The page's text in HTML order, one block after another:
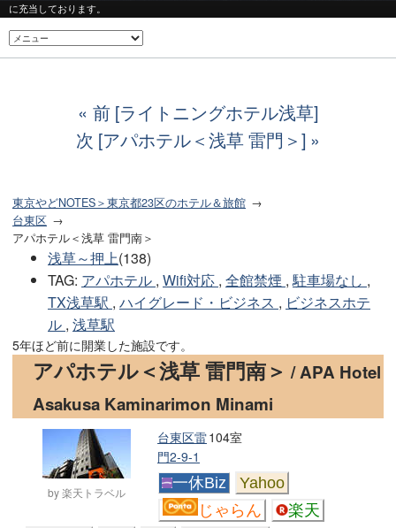
に充当しております。
前 [ライトニングホテル浅草]
次 [アパホテル＜浅草 雷門＞]
東京やどNOTES＞東京都23区のホテル＆旅館
台東区
アパホテル＜浅草 雷門南＞
浅草～押上(138)
TAG: アパホテル , Wifi対応 , 全館禁煙 , 駐車場なし ,
TX浅草駅 , ハイグレード・ビジネス , ビジネスホテ
ル , 浅草駅
5年ほど前に開業した施設です。
アパホテル＜浅草 雷門南＞ / APA Hotel
Asakusa Kaminarimon Minami
by 楽天トラベル
104室
台東区雷
門2-9-1
一休Biz
Yahoo
じゃらん
楽天